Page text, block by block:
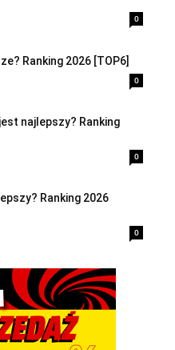
0
Ranking 2026 [TOP6]
0
najlepszy? Ranking
0
Ranking 2026
0